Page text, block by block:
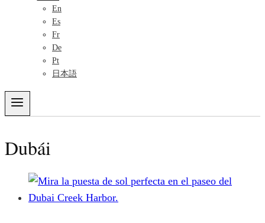
hijo En
Es
Fr
De
Pt
日本語
Dubái